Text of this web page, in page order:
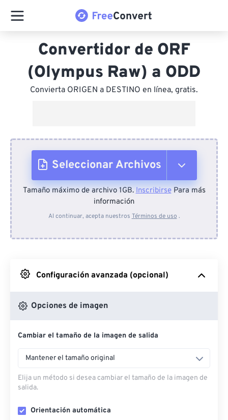
Convertidor de ORF
(Olympus Raw) a ODD
Convierta ORIGEN a DESTINO en línea, gratis.
Seleccionar Archivos
Desde el dispositivo
Desde Google Drive
Desde OneDrive
Desde URL
Tamaño máximo de archivo 1GB.InscribirsePara más
información
Al continuar, acepta nuestros Términos de uso .
Configuración avanzada (opcional)
Opciones de imagen
Cambiar el tamaño de la imagen de salida
Mantener el tamaño original
Elija un método si desea cambiar el tamaño de la imagen de
salida.
Orientación automática